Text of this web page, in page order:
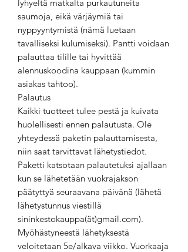
lyhyeltä matkalta purkautuneita
saumoja, eikä värjäymiä tai
nyppyyntymistä (nämä luetaan
tavalliseksi kulumiseksi). Pantti voidaan
palauttaa tilille tai hyvittää
alennuskoodina kauppaan (kummin
asiakas tahtoo).
Palautus
Kaikki tuotteet tulee pestä ja kuivata
huolellisesti ennen palautusta. Ole
yhteydessä paketin palauttamisesta,
niin saat tarvittavat lähetystiedot.
Paketti katsotaan palautetuksi ajallaan
kun se lähetetään vuokrajakson
päätyttyä seuraavana päivänä (lähetä
lähetystunnus viestillä
sininkestokauppa(ät)gmail.com).
Myöhästyneestä lähetyksestä
veloitetaan 5e/alkava viikko. Vuorkaaja